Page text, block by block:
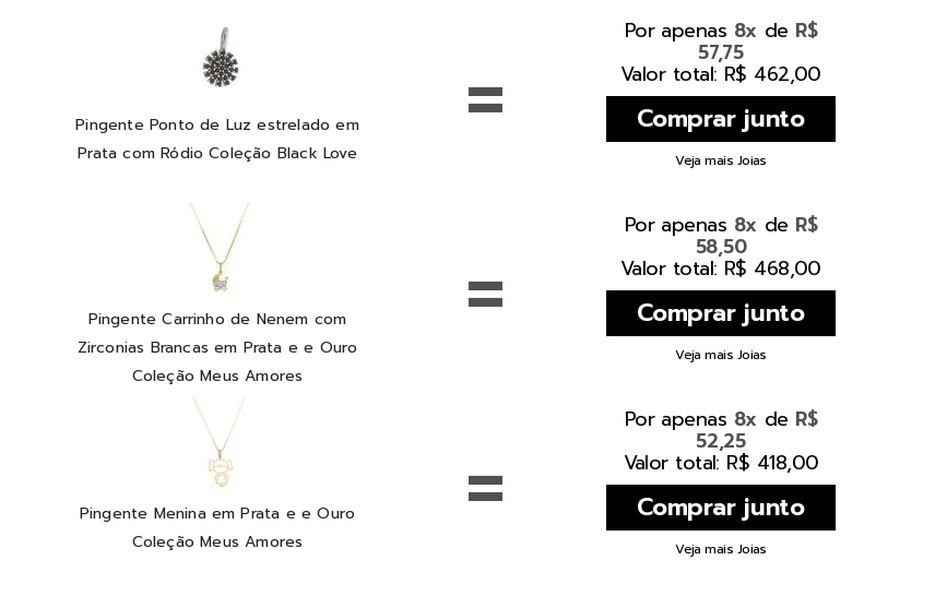
Pingente Ponto de Luz estrelado em
Prata com Ródio Coleção Black Love
=
Por apenas 8x de R$
57,75
Valor total: R$ 462,00
Veja mais Joias
Pingente Carrinho de Nenem com
Zirconias Brancas em Prata e e Ouro
Coleção Meus Amores
=
Por apenas 8x de R$
58,50
Valor total: R$ 468,00
Veja mais Joias
Pingente Menina em Prata e e Ouro
Coleção Meus Amores
=
Por apenas 8x de R$
52,25
Valor total: R$ 418,00
Veja mais Joias